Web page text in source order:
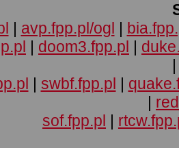
| avp.fpp.pl/ogl |
| doom3.fpp.pl |
| swbf.fpp.pl |
|
sof.fpp.pl |